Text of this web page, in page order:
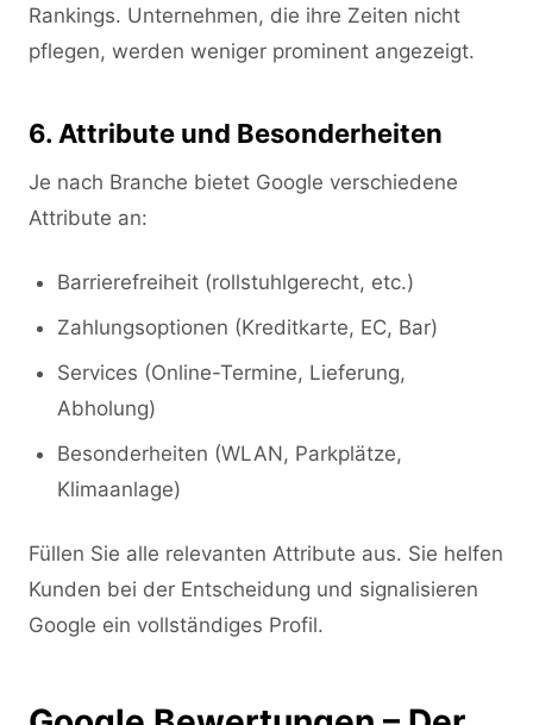
Rankings. Unternehmen, die ihre Zeiten nicht
pflegen, werden weniger prominent angezeigt.
6. Attribute und Besonderheiten
Je nach Branche bietet Google verschiedene
Attribute an:
Barrierefreiheit (rollstuhlgerecht, etc.)
Zahlungsoptionen (Kreditkarte, EC, Bar)
Services (Online-Termine, Lieferung,
Abholung)
Besonderheiten (WLAN, Parkplätze,
Klimaanlage)
Füllen Sie alle relevanten Attribute aus. Sie helfen
Kunden bei der Entscheidung und signalisieren
Google ein vollständiges Profil.